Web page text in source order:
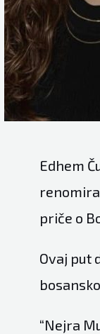
Edhem
priče o
Ovaj put
“Nejra